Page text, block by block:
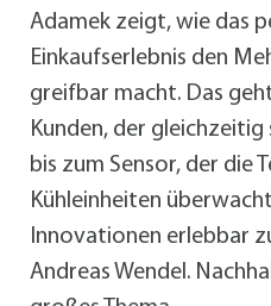
Adamek zeigt, wie das
Einkaufserlebnis den
greifbar macht. Das
Kunden, der gleichzeitig
bis zum Sensor, der die
Kühleinheiten
Innovationen erlebbar
Andreas Wendel.